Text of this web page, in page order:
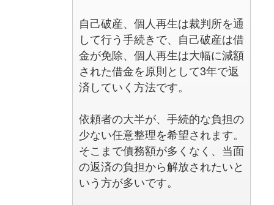
自己破産、個人再生は裁判所を通
して行う手続きで、自己破産は借
金が免除、個人再生は大幅に減額
された借金を原則として3年で返
済していく方法です。
依頼者の大半が、手続的な負担の
少ない任意整理を希望されます。
そこまで債務額が多くなく、当面
の返済の負担から解放されたいと
いう方が多いです。